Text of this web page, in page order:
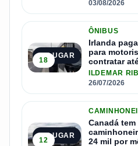
03/08/2026
2º LUGAR
18
ÔNIBUS
Irlanda
para
contratar
ILDEMAR
26/07/2026
3º LUGAR
12
Canadá
24 mil por